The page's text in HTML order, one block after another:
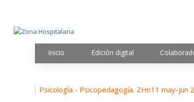
Inicio Edición digital
Psicología - Psicopedagogía, ZHn11 may-jun